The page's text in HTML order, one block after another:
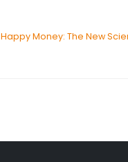
Happy Money: The New